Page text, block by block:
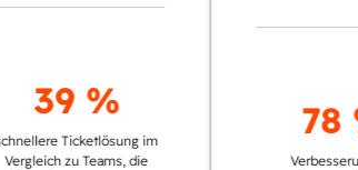
39 %
Ticketlösung im
zu Teams, die
78 %
Verbesserung bei